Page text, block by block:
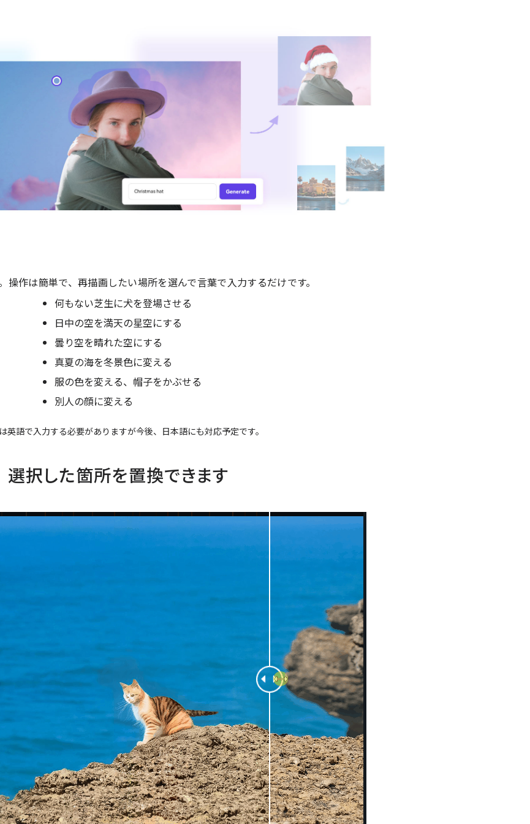
操作は簡単で、再描画したい場所を選んで言葉で入力するだけです。
何もない芝生に犬を登場させる
日中の空を満天の星空にする
曇り空を晴れた空にする
真夏の海を冬景色に変える
服の色を変える、帽子をかぶせる
別人の顔に変える
英語で入力する必要がありますが今後、日本語にも対応予定です。
選択した箇所を置換できます